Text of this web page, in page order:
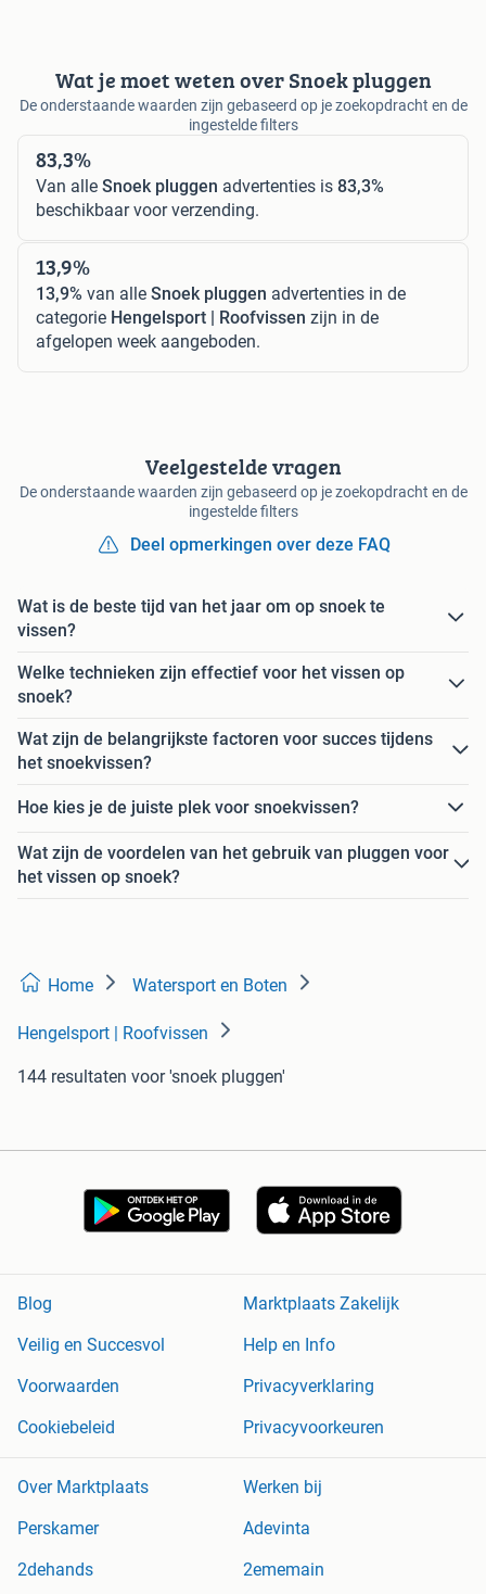
Wat je moet weten over Snoek pluggen
De onderstaande waarden zijn gebaseerd op je zoekopdracht en de
ingestelde filters
83,3%
Van alle Snoek pluggen advertenties is 83,3%
beschikbaar voor verzending.
13,9%
13,9% van alle Snoek pluggen advertenties in de
categorie Hengelsport | Roofvissen zijn in de
afgelopen week aangeboden.
Veelgestelde vragen
De onderstaande waarden zijn gebaseerd op je zoekopdracht en de
ingestelde filters
Deel opmerkingen over deze FAQ
Wat is de beste tijd van het jaar om op snoek te
vissen?
Welke technieken zijn effectief voor het vissen op
snoek?
Wat zijn de belangrijkste factoren voor succes tijdens
het snoekvissen?
Hoe kies je de juiste plek voor snoekvissen?
Wat zijn de voordelen van het gebruik van pluggen voor
het vissen op snoek?
Home Watersport en Boten
Hengelsport | Roofvissen
144 resultaten voor 'snoek pluggen'
Blog
Marktplaats Zakelijk
Veilig en Succesvol
Help en Info
Voorwaarden
Privacyverklaring
Cookiebeleid
Privacyvoorkeuren
Over Marktplaats
Werken bij
Perskamer
Adevinta
2dehands
2ememain